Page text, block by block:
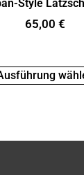
Style
65,00 €